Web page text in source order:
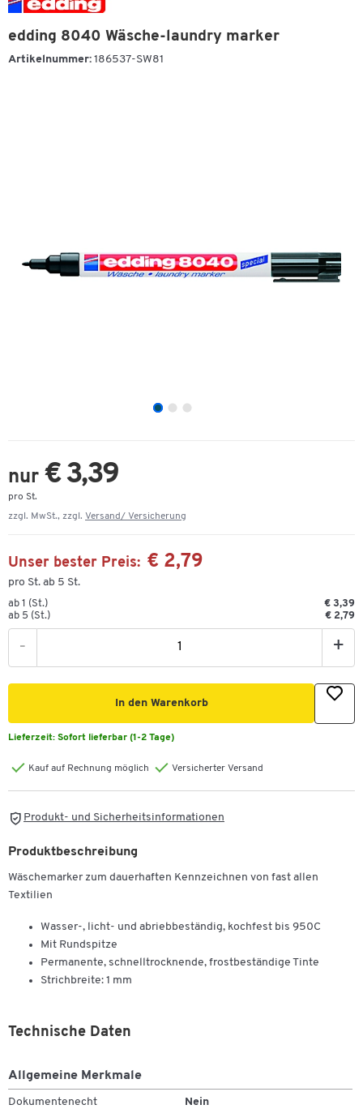
edding 8040 Wäsche-laundry marker
Artikelnummer: 186537-SW81
nur € 3,39
pro St.
zzgl. MwSt., zzgl. Versand/ Versicherung
Unser bester Preis: € 2,79
pro St. ab 5 St.
ab 1 (St.)
€ 3,39
ab 5 (St.)
€ 2,79
- +
In den Warenkorb
Lieferzeit: Sofort lieferbar (1-2 Tage)
Kauf auf Rechnung möglich Versicherter Versand
Produkt- und Sicherheitsinformationen
Produktbeschreibung
Wäschemarker zum dauerhaften Kennzeichnen von fast allen
Textilien
Wasser-, licht- und abriebbeständig, kochfest bis 950C
Mit Rundspitze
Permanente, schnelltrocknende, frostbeständige Tinte
Strichbreite: 1 mm
Technische Daten
Allgemeine Merkmale
Dokumentenecht Nein